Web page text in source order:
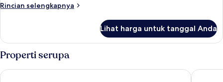
Rincian selengkapnya
Rincian
Kamar
Lihat harga untuk tanggal Anda
Properti serupa
Senator Granada Hotel Gran